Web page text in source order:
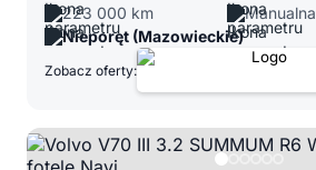
223 000 km
Manualna
Nieporęt (Mazowieckie)
Zobacz oferty: